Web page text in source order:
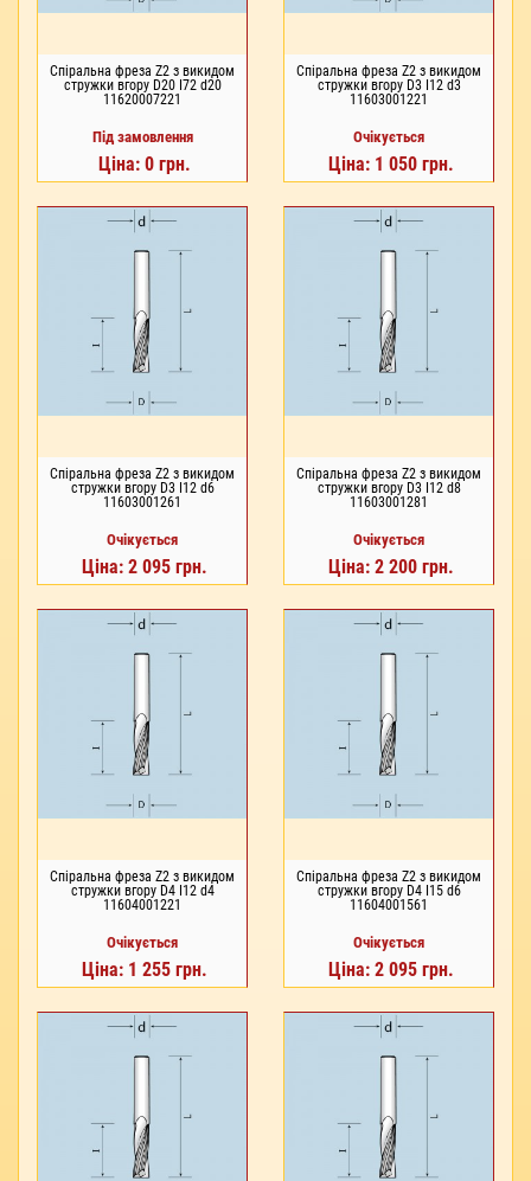
Спіральна фреза Z2 з викидом
стружки вгору D20 I72 d20
11620007221
Під замовлення
Ціна: 0 грн.
Спіральна фреза Z2 з викидом
стружки вгору D3 I12 d3
11603001221
Очікується
Ціна: 1 050 грн.
Спіральна фреза Z2 з викидом
стружки вгору D3 I12 d6
11603001261
Очікується
Ціна: 2 095 грн.
Спіральна фреза Z2 з викидом
стружки вгору D3 I12 d8
11603001281
Очікується
Ціна: 2 200 грн.
Спіральна фреза Z2 з викидом
стружки вгору D4 I12 d4
11604001221
Очікується
Ціна: 1 255 грн.
Спіральна фреза Z2 з викидом
стружки вгору D4 I15 d6
11604001561
Очікується
Ціна: 2 095 грн.